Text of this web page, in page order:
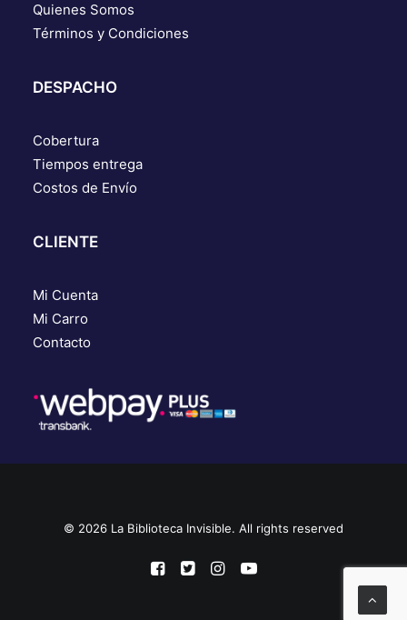
Quienes Somos
Términos y Condiciones
DESPACHO
Cobertura
Tiempos entrega
Costos de Envío
CLIENTE
Mi Cuenta
Mi Carro
Contacto
© 2026 La Biblioteca Invisible. All rights reserved